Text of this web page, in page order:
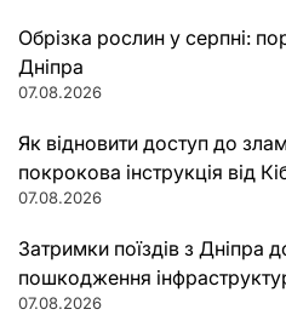
Обрізка рослин у серпні:
Дніпра
07.08.2026
Як відновити доступ до
покрокова інструкція від
07.08.2026
Затримки поїздів з Дніпра
пошкодження
07.08.2026